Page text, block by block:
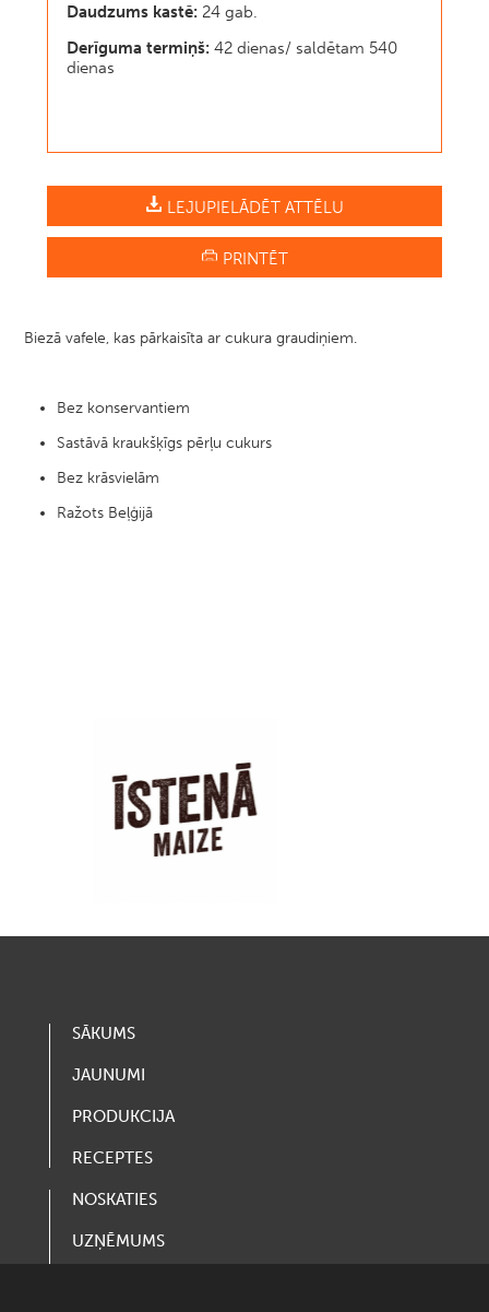
Daudzums kastē: 24 gab.
Derīguma termiņš: 42 dienas/ saldētam 540
dienas
LEJUPIELĀDĒT ATTĒLU
PRINTĒT
Biezā vafele, kas pārkaisīta ar cukura graudiņiem.​
Bez konservantiem​
Sastāvā kraukšķīgs pērļu cukurs​
Bez krāsvielām​
Ražots Beļģijā
SĀKUMS
JAUNUMI
PRODUKCIJA
RECEPTES
NOSKATIES
UZŅĒMUMS